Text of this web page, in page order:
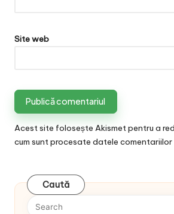
Site web
Acest site folosește Akismet pentru a
cum sunt procesate datele
Caută